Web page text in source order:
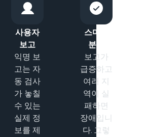
사용자
보고
익명 보
고는 자
동 검사
가 놓칠
수 있는
실제 정
보를 제
스마트
분류
보고가
급증하고
여러 지
역이 실
패하면
장애입니
다. 그렇